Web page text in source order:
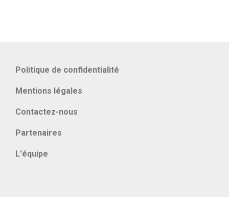
Politique de confidentialité
Mentions légales
Contactez-nous
Partenaires
L'équipe